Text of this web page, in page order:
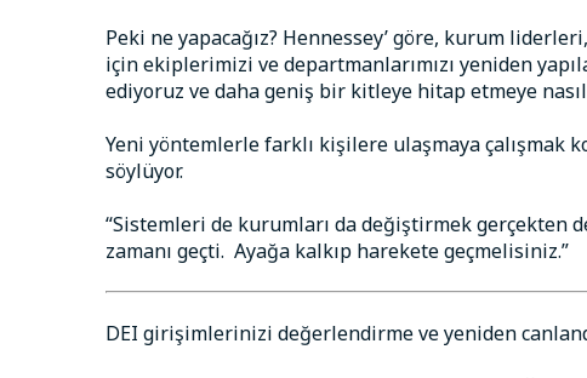
Peki ne yapacağız? Hennessey’ göre, kurum
için ekiplerimizi ve departmanlarımızı yeniden
ediyoruz ve daha geniş bir kitleye hitap etmeye
Yeni yöntemlerle farklı kişilere ulaşmaya çalışmak
söylüyor.
“Sistemleri de kurumları da değiştirmek gerçekten
zamanı geçti. Ayağa kalkıp harekete geçmelisiniz.”
DEI girişimlerinizi değerlendirme ve yeniden